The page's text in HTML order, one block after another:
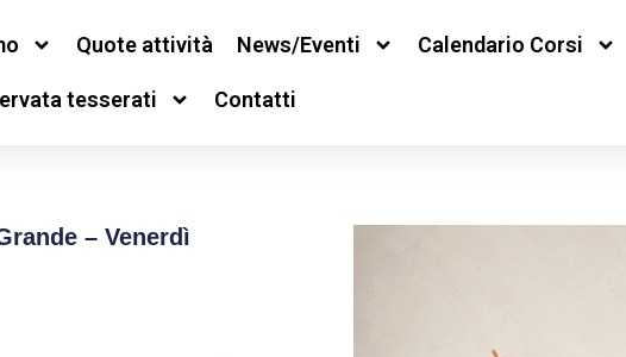
Quote attività News/Eventi Calendario Corsi
tesserati Contatti
– Venerdì